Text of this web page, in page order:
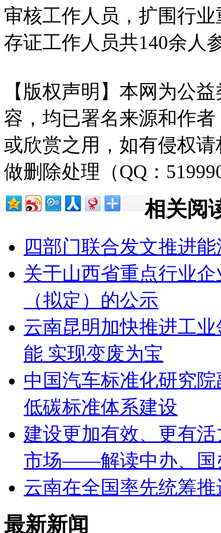
审核工作人员，扩围行
存证工作人员共140余人
【版权声明】本网为公
容，均已署名来源和作
或欣赏之用，如有侵权
做删除处理（QQ：
相关阅
四部门联合发文推进
关于山西省重点行业
（拟定）的公示
云南昆明加快推进工
能 实现变废为宝
中国汽车标准化研究
低碳标准体系建设
建设更加有效、更有
市场——解读中办、国
云南在全国率先统筹
最新新闻